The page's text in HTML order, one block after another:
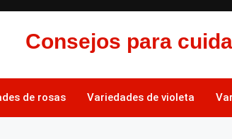
Consejos para
de rosas Variedades de violeta